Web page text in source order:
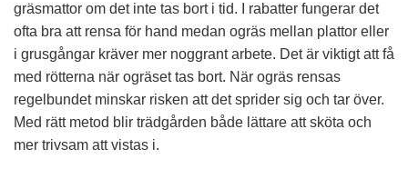
gräsmattor om det inte tas bort i tid. I rabatter fungerar det
ofta bra att rensa för hand medan ogräs mellan plattor eller
i grusgångar kräver mer noggrant arbete. Det är viktigt att få
med rötterna när ogräset tas bort. När ogräs rensas
regelbundet minskar risken att det sprider sig och tar över.
Med rätt metod blir trädgården både lättare att sköta och
mer trivsam att vistas i.